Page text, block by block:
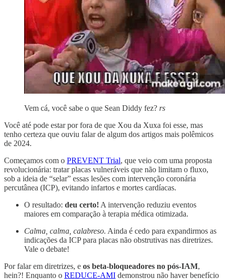
Vem cá, você sabe o que Sean Diddy fez? rs
Você até pode estar por fora de que Xou da Xuxa foi esse, mas
tenho certeza que ouviu falar de algum dos artigos mais polêmicos
de 2024.
Começamos com o PREVENT Trial, que veio com uma proposta
revolucionária: tratar placas vulneráveis que não limitam o fluxo,
sob a ideia de “selar” essas lesões com intervenção coronária
percutânea (ICP), evitando infartos e mortes cardíacas.
O resultado: deu certo! A intervenção reduziu eventos
maiores em comparação à terapia médica otimizada.
Calma, calma, calabreso. Ainda é cedo para expandirmos as
indicações da ICP para placas não obstrutivas nas diretrizes.
Vale o debate!
Por falar em diretrizes, e os beta-bloqueadores no pós-IAM,
hein?! Enquanto o REDUCE-AMI demonstrou não haver benefício